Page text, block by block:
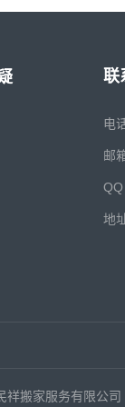
联
电
邮
地
搬家服务有限公司